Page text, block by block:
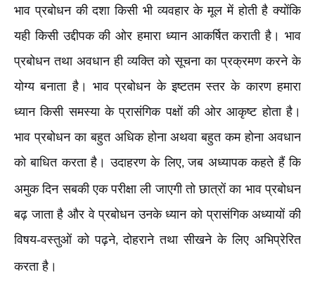
भाव प्रबोधन की दशा किसी भी व्यवहार के मूल में होती है क्योंकि
यही किसी उद्दीपक की ओर हमारा ध्यान आकर्षित कराती है। भाव
प्रबोधन तथा अवधान ही व्यक्ति को सूचना का प्रक्रमण करने के
योग्य बनाता है। भाव प्रबोधन के इष्टतम स्तर के कारण हमारा
ध्यान किसी समस्या के प्रासंगिक पक्षों की ओर आकृष्ट होता है।
भाव प्रबोधन का बहुत अधिक होना अथवा बहुत कम होना अवधान
को बाधित करता है। उदाहरण के लिए,जब अध्यापक कहते हैं कि
अमुक दिन सबकी एक परीक्षा ली जाएगी तो छात्रों का भाव प्रबोधन
बढ़ जाता है और वे प्रबोधन उनके ध्यान को प्रासंगिक अध्यायों की
विषय-वस्तुओं को पढ़ने,दोहराने तथा सीखने के लिए अभिप्रेरित
करता है।